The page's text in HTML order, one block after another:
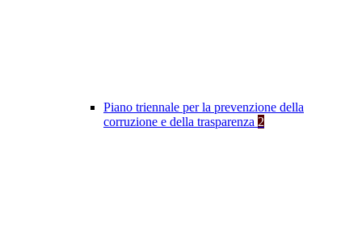
Piano triennale per la prevenzione della
corruzione e della trasparenza 2